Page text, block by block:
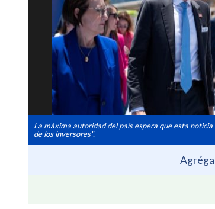
La máxima autoridad del país espera que esta
de los inversores".